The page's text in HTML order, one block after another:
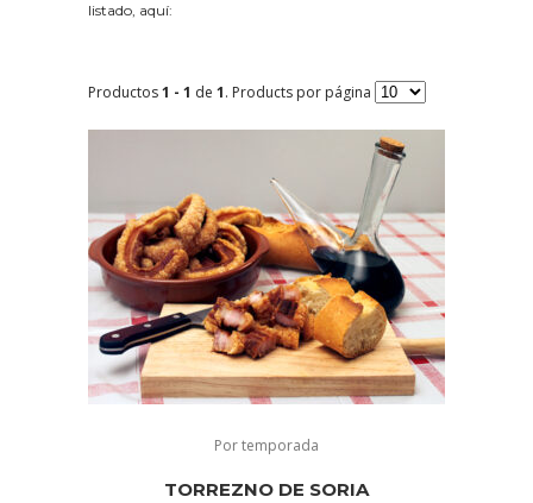
listado, aquí:
Productos1 - 1 de 1. Products por página
Por temporada
TORREZNO DE SORIA